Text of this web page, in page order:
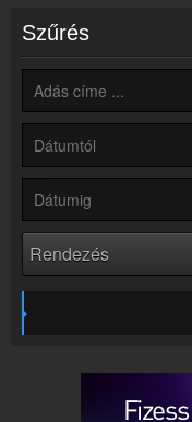
Partnerek
Rádiós partnerek
Rádió beágyazás
Ágyazd be weboldaladba
Készítés lépésről lépésre
Szűrés